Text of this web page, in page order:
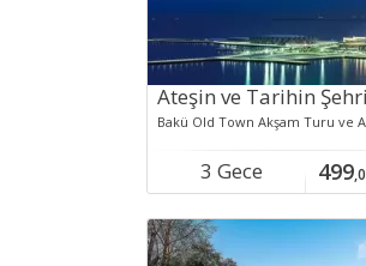
3 Gece
Konaklamalı
499